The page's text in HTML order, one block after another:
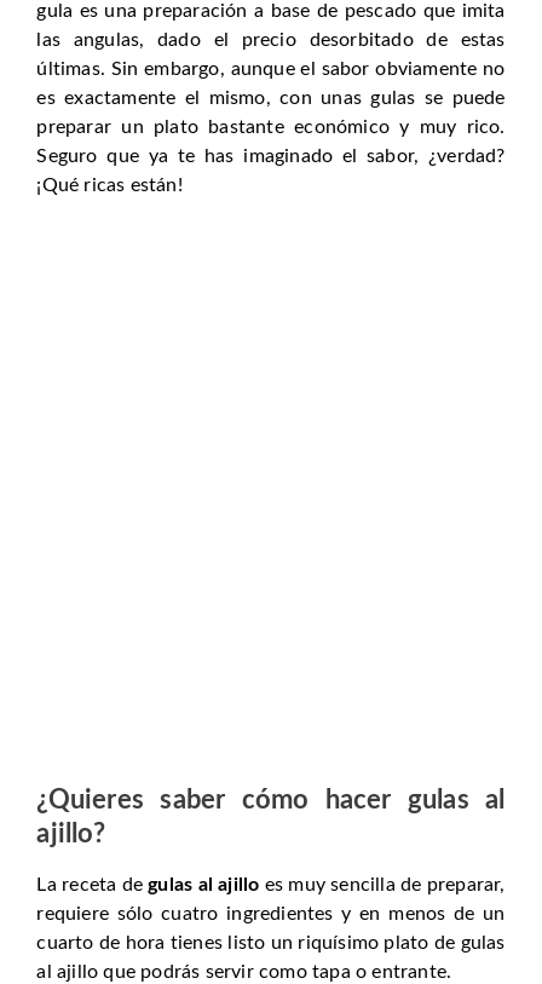
gula es una preparación a base de pescado que imita
las angulas, dado el precio desorbitado de estas
últimas. Sin embargo, aunque el sabor obviamente no
es exactamente el mismo, con unas gulas se puede
preparar un plato bastante económico y muy rico.
Seguro que ya te has imaginado el sabor, ¿verdad?
¡Qué ricas están!
¿Quieres saber cómo hacer gulas al
ajillo?
La receta degulas al ajillo es muy sencilla de preparar,
requiere sólo cuatro ingredientes y en menos de un
cuarto de hora tienes listo un riquísimo plato de gulas
al ajillo que podrás servir como tapa o entrante.